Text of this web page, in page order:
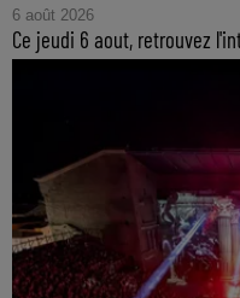
6 août 2026
Ce jeudi 6 aout, retrouvez